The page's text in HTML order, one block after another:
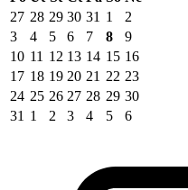
27 28 29 30 31 1
2
3
4 5 6 7 8
9
10 11 12 13 14 15 16
17 18 19 20 21 22 23
24 25 26 27 28 29 30
31 1 2 3 4 5 6